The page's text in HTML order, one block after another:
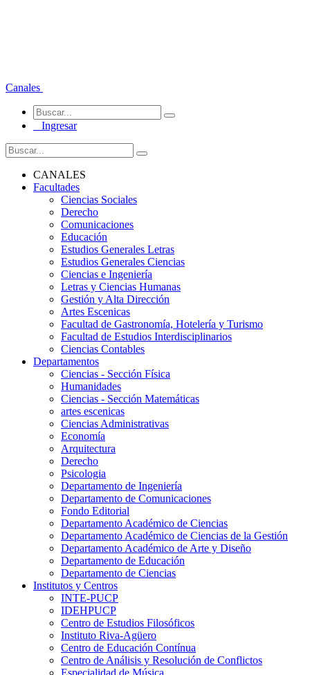
Canales
Ingresar
CANALES
Facultades
Ciencias Sociales
Derecho
Comunicaciones
Educación
Estudios Generales Letras
Estudios Generales Ciencias
Ciencias e Ingeniería
Letras y Ciencias Humanas
Gestión y Alta Dirección
Artes Escenicas
Facultad de Gastronomía, Hotelería y Turismo
Facultad de Estudios Interdisciplinarios
Ciencias Contables
Departamentos
Ciencias - Sección Física
Humanidades
Ciencias - Sección Matemáticas
artes escenicas
Ciencias Administrativas
Economía
Arquitectura
Derecho
Psicologia
Departamento de Ingeniería
Departamento de Comunicaciones
Fondo Editorial
Departamento Académico de Ciencias
Departamento Académico de Ciencias de la Gestión
Departamento Académico de Arte y Diseño
Departamento de Educación
Departamento de Ciencias
Institutos y Centros
INTE-PUCP
IDEHPUCP
Centro de Estudios Filosóficos
Instituto Riva-Agüero
Centro de Educación Contínua
Centro de Análisis y Resolución de Conflictos
Especialidad de Música